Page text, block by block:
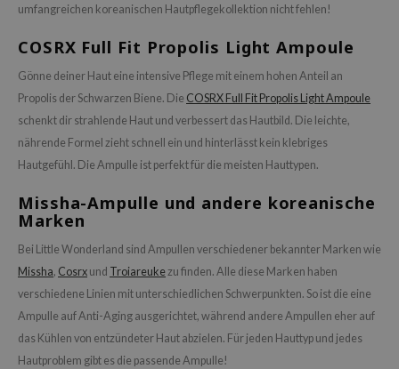
umfangreichen koreanischen Hautpflegekollektion nicht fehlen!
COSRX Full Fit Propolis Light Ampoule
Gönne deiner Haut eine intensive Pflege mit einem hohen Anteil an
Propolis der Schwarzen Biene. Die COSRX Full Fit Propolis Light Ampoule
schenkt dir strahlende Haut und verbessert das Hautbild. Die leichte,
nährende Formel zieht schnell ein und hinterlässt kein klebriges
Hautgefühl. Die Ampulle ist perfekt für die meisten Hauttypen.
Missha-Ampulle und andere koreanische
Marken
Bei Little Wonderland sind Ampullen verschiedener bekannter Marken wie
Missha, Cosrx und Troiareukezu finden. Alle diese Marken haben
verschiedene Linien mit unterschiedlichen Schwerpunkten. So ist die eine
Ampulle auf Anti-Aging ausgerichtet, während andere Ampullen eher auf
das Kühlen von entzündeter Haut abzielen. Für jeden Hauttyp und jedes
Hautproblem gibt es die passende Ampulle!